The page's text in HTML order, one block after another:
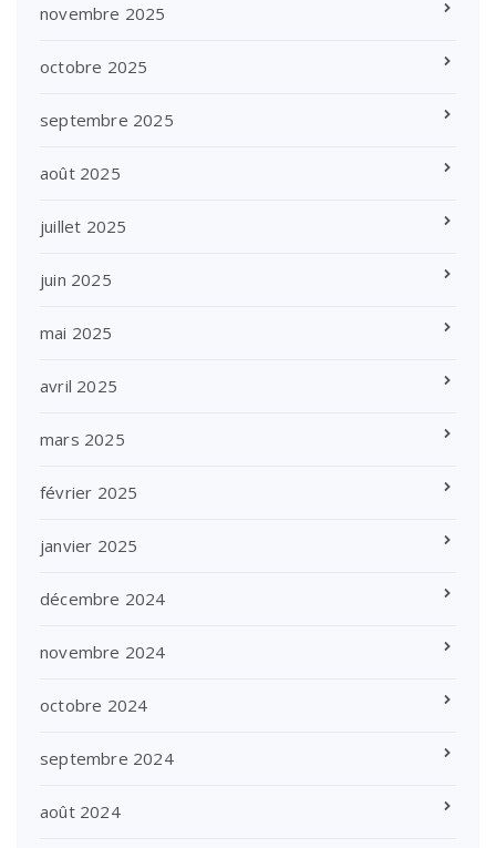
novembre 2025
octobre 2025
septembre 2025
août 2025
juillet 2025
juin 2025
mai 2025
avril 2025
mars 2025
février 2025
janvier 2025
décembre 2024
novembre 2024
octobre 2024
septembre 2024
août 2024